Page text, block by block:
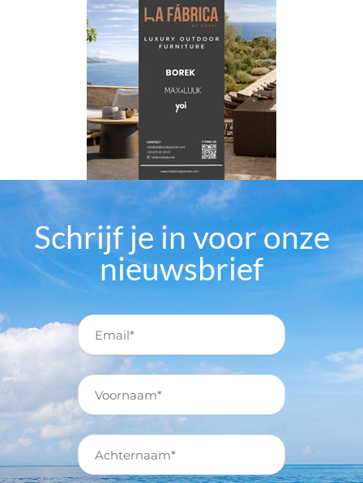
Schrijf je in voor onze
nieuwsbrief